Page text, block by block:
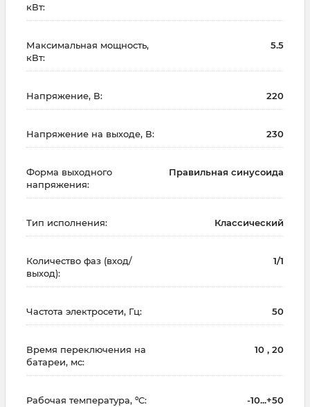
кВт:
Максимальная мощность,
кВт:
5.5
Напряжение, В: 220
Напряжение на выходе, В: 230
Форма выходного
напряжения:
Правильная синусоида
Тип исполнения: Классический
Количество фаз (вход/
выход):
1/1
Частота электросети, Гц: 50
Время переключения на
батареи, мс:
10 , 20
Рабочая температура, ºC: -10...+50